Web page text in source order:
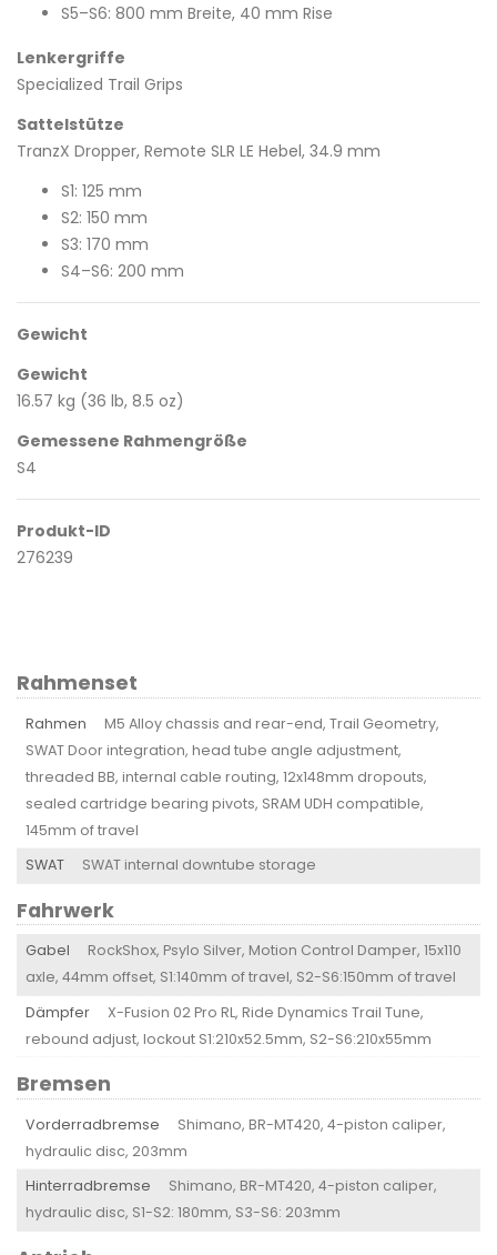
S5–S6: 800 mm Breite, 40 mm Rise
Lenkergriffe
Specialized Trail Grips
Sattelstütze
TranzX Dropper, Remote SLR LE Hebel, 34.9 mm
S1: 125 mm
S2: 150 mm
S3: 170 mm
S4–S6: 200 mm
Gewicht
Gewicht
16.57 kg (36 lb, 8.5 oz)
Gemessene Rahmengröße
S4
Produkt-ID
276239
Rahmenset
Rahmen
M5 Alloy chassis and rear-end, Trail Geometry,
SWAT Door integration, head tube angle adjustment,
threaded BB, internal cable routing, 12x148mm dropouts,
sealed cartridge bearing pivots, SRAM UDH compatible,
145mm of travel
SWAT
SWAT internal downtube storage
Fahrwerk
Gabel
RockShox, Psylo Silver, Motion Control Damper, 15x110
axle, 44mm offset, S1:140mm of travel, S2-S6:150mm of travel
Dämpfer
X-Fusion 02 Pro RL, Ride Dynamics Trail Tune,
rebound adjust, lockout S1:210x52.5mm, S2-S6:210x55mm
Bremsen
Vorderradbremse
Shimano, BR-MT420, 4-piston caliper,
hydraulic disc, 203mm
Hinterradbremse
Shimano, BR-MT420, 4-piston caliper,
hydraulic disc, S1-S2: 180mm, S3-S6: 203mm